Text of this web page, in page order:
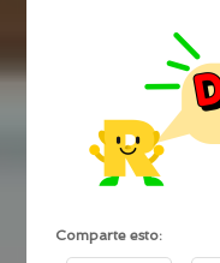
Comparte esto: